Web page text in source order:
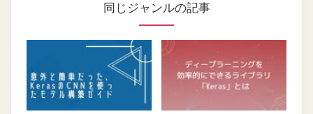
同じジャンルの記事